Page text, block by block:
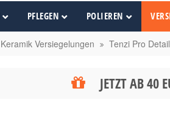
PFLEGEN POLIEREN
Keramik Versiegelungen Tenzi Pro
JETZT AB 40